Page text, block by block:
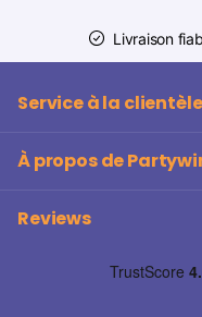
Livraison
Service à la clientèle
À propos de
Reviews